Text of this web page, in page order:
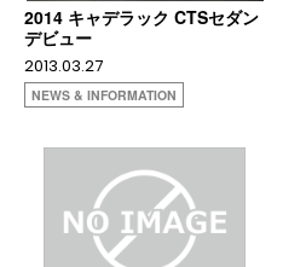
2014 キャデラック CTSセダン
デビュー
2013.03.27
NEWS & INFORMATION